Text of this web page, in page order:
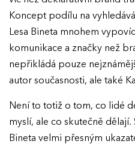
Koncept podílu na
Lesa Bineta mnohem
komunikace a značky než
nepřikládá pouze
autor současnosti, ale také
Není to totiž o tom, co lidé
myslí, ale co skutečně
Bineta velmi přesným